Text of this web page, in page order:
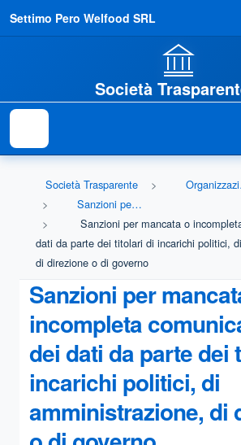
Settimo Pero Welfood SRL
Società
Società Trasparente
Sanzioni per mancata comunicazione dei dati
Sanzioni per mancata o
dati da parte dei titolari di incarichi politici,
di direzione o di governo
Sanzioni per
incompleta
dei dati da parte dei
incarichi politici, di
amministrazione, di